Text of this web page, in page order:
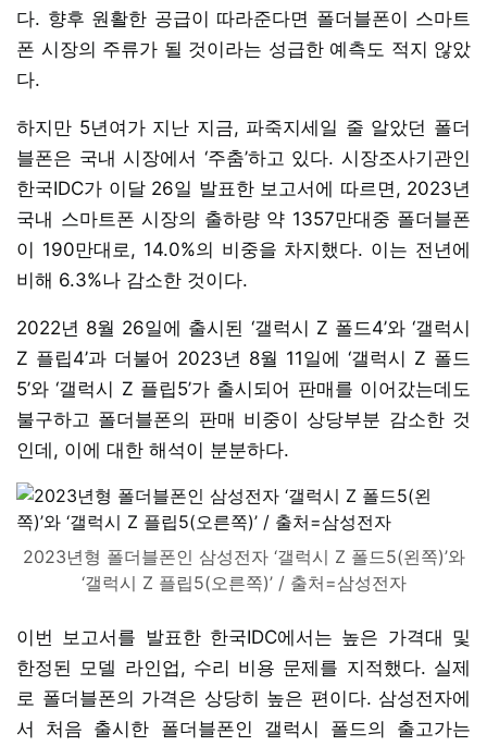
다. 향후 원활한 공급이 따라준다면 폴더블폰이 스마트
폰 시장의 주류가 될 것이라는 성급한 예측도 적지 않았
다.
하지만 5년여가 지난 지금, 파죽지세일 줄 알았던 폴더
블폰은 국내 시장에서 ‘주춤’하고 있다. 시장조사기관인
한국IDC가 이달 26일 발표한 보고서에 따르면, 2023년
국내 스마트폰 시장의 출하량 약 1357만대중 폴더블폰
이 190만대로, 14.0%의 비중을 차지했다. 이는 전년에
비해 6.3%나 감소한 것이다.
2022년 8월 26일에 출시된 ‘갤럭시 Z 폴드4’와 ‘갤럭시
Z 플립4’과 더불어 2023년 8월 11일에 ‘갤럭시 Z 폴드
5’와 ‘갤럭시 Z 플립5’가 출시되어 판매를 이어갔는데도
불구하고 폴더블폰의 판매 비중이 상당부분 감소한 것
인데, 이에 대한 해석이 분분하다.
2023년형 폴더블폰인 삼성전자 ‘갤럭시 Z 폴드5(왼쪽)’와
‘갤럭시 Z 플립5(오른쪽)’ / 출처=삼성전자
이번 보고서를 발표한 한국IDC에서는 높은 가격대 및
한정된 모델 라인업, 수리 비용 문제를 지적했다. 실제
로 폴더블폰의 가격은 상당히 높은 편이다. 삼성전자에
서 처음 출시한 폴더블폰인 갤럭시 폴드의 출고가는